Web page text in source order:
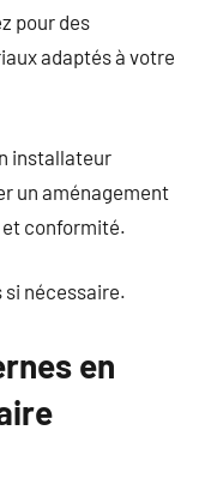
pour des
adaptés à votre
installateur
un aménagement
conformité.
si nécessaire.
en